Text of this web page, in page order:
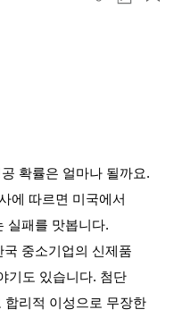
확률은 얼마나 될까요.
에 따르면 미국에서
실패를 맛봅니다.
국 중소기업의 신제품
기도 있습니다. 첨단
합리적 이성으로 무장한